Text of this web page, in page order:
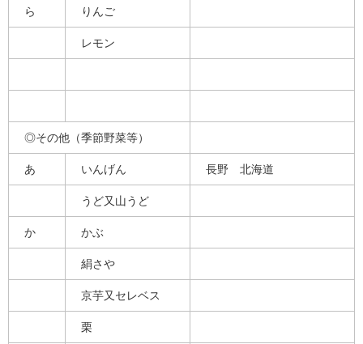
ら りんご
レモン
◎その他（季節野菜等）
あ いんげん 長野 北海道
うど又山うど
か かぶ
絹さや
京芋又セレベス
栗